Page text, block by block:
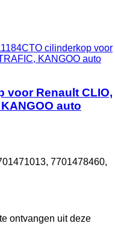
cilinderkop voor
KANGOO auto
voor Renault CLIO,
auto
7701478460,
ontvangen uit deze